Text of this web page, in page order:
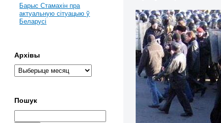
Барыс Стамахін пра
актуальную сітуацыю ў
Беларусі
Архівы
Пошук